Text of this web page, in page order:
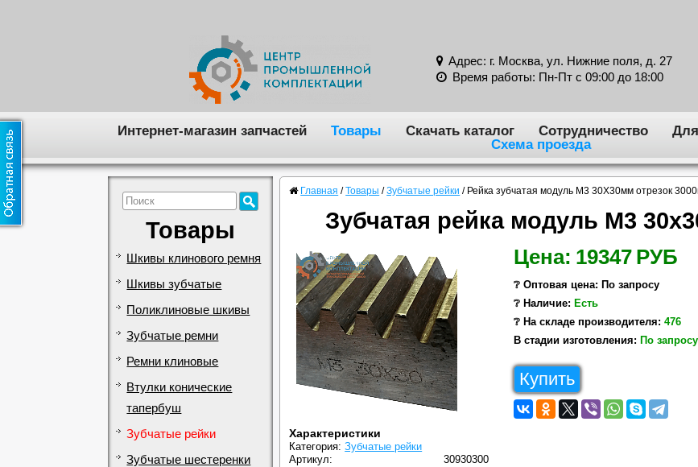
Адрес: г. Москва, ул. Нижние поля, д. 27
Время работы: Пн-Пт с 09:00 до 18:00
Интернет-магазин запчастей Товары Скачать каталог Сотрудничество
Схема проезда
Товары
Шкивы клинового ремня
Шкивы зубчатые
Поликлиновые шкивы
Зубчатые ремни
Ремни клиновые
Втулки конические
тапербуш
Зубчатые рейки
Зубчатые шестеренки
Главная / Товары / Зубчатые рейки / Рейка зубчатая модуль M3 30X30мм отрезок
Зубчатая рейка модуль M3
Цена: 19347 РУБ
❔ Оптовая цена: По запросу
❔ Наличие: Есть
❔ На складе производителя: 476
В стадии изготовления: По запросу
Купить
Характеристики
Категория:Зубчатые рейки
Артикул:
30930300